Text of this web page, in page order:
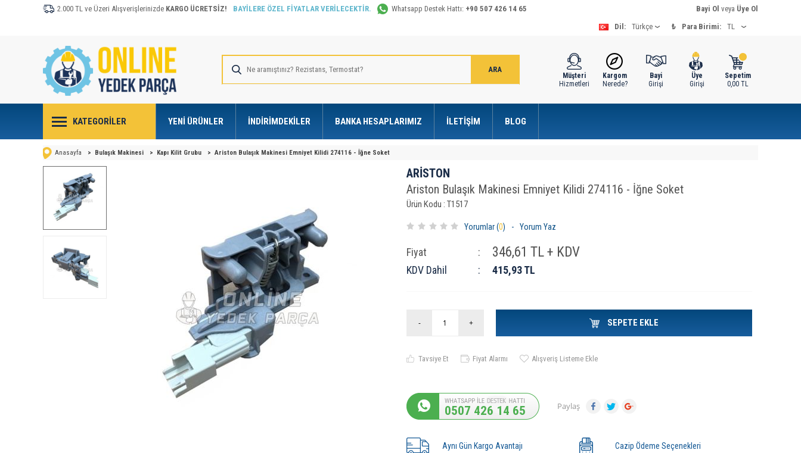
2.000 TL ve Üzeri Alışverişlerinizde KARGO ÜCRETSİZ! BAYİLERE ÖZEL FİYATLAR VERİLECEKTİR. Whatsapp Destek Hattı: +90 507 426 14 65 Bayi Ol veya Üye Ol
Dil:
₺ Para Birimi:
Sepetim
0,00TL
Üye
Girişi
Bayi
Girişi
Kargom
Nerede?
Müşteri
Hizmetleri
KATEGORILER YENI ÜRÜNLER İNDIRIMDEKILER BANKA HESAPLARIMIZ İLETIŞIM BLOG
Anasayfa > Bulaşık Makinesi > Kapı Kilit Grubu > Ariston Bulaşık Makinesi Emniyet Kilidi 274116 - İğne Soket
ARİSTON
Ariston Bulaşık Makinesi Emniyet Kilidi 274116 - İğne Soket
Ürün Kodu : T1517
Yorumlar (0) - Yorum Yaz
Fiyat : 346,61 TL + KDV
KDV Dahil : 415,93TL
- + SEPETE EKLE
Tavsiye Et Fiyat Alarmı Alışveriş Listeme Ekle
0507 426 14 65 Paylaş
Aynı Gün Kargo Avantajı Cazip Ödeme Seçenekleri